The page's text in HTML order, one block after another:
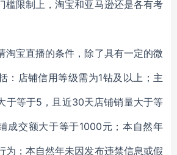
槛限制上，淘宝和亚马逊还是各有考
淘宝直播的条件，除了具有一定的微
：店铺信用等级需为1钻及以上；主
于等于5，且近30天店铺销量大于等
成交额大于等于1000元；本自然年
为；本自然年未因发布违禁信息或假